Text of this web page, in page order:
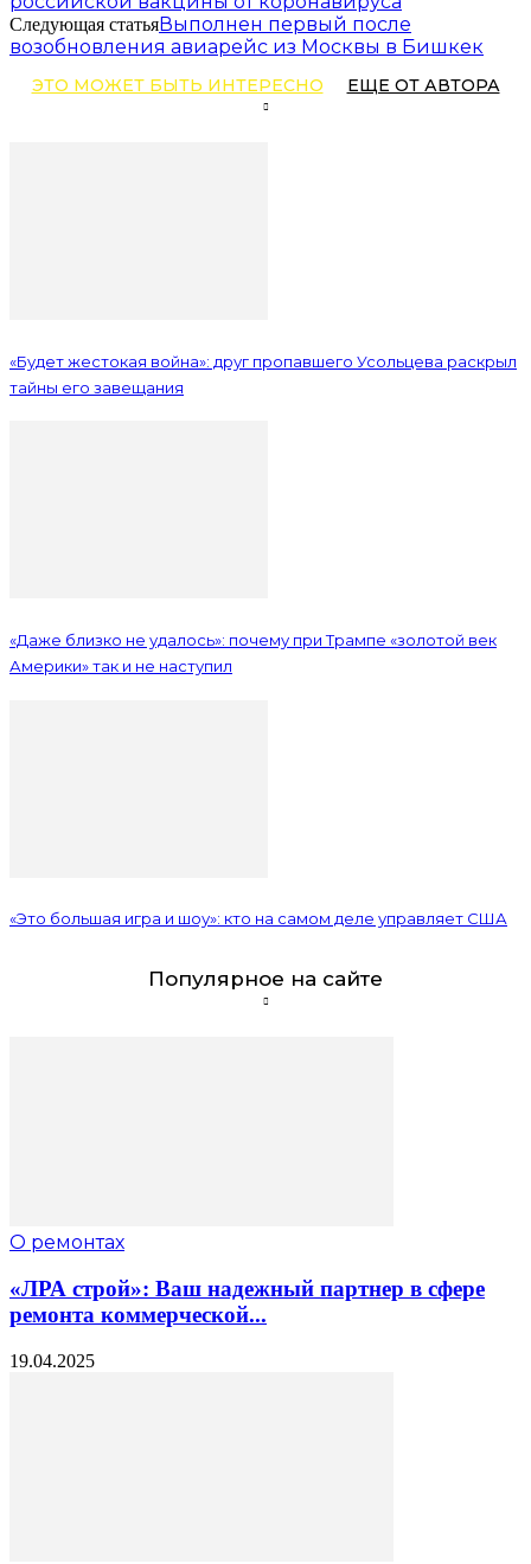
Следующая статьяВыполнен первый после
возобновления авиарейс из Москвы в Бишкек
ЭТО МОЖЕТ БЫТЬ ИНТЕРЕСНО ЕЩЕ ОТ АВТОРА
«Будет жестокая война»: друг пропавшего Усольцева раскрыл
тайны его завещания
«Даже близко не удалось»: почему при Трампе «золотой век
Америки» так и не наступил
«Это большая игра и шоу»: кто на самом деле управляет США
Популярное на сайте
О ремонтах
«ЛРА строй»: Ваш надежный партнер в сфере
ремонта коммерческой...
19.04.2025